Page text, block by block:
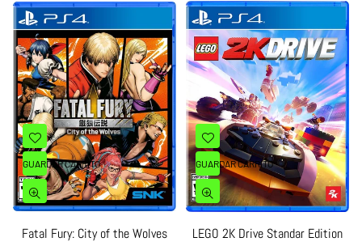
GUARDAR CARRITO
Fatal Fury: City of the Wolves
GUARDAR CARRITO
LEGO 2K Drive Standar Edition